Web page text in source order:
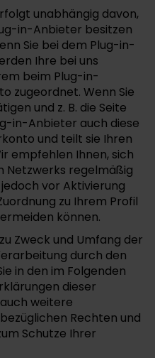
unabhängig davon,
in-Anbieter besitzen
Sie bei dem Plug-in-
Ihre bei uns
beim Plug-in-
zugeordnet. Wenn Sie
und z. B. die Seite
in-Anbieter auch diese
und teilt sie Ihren
empfehlen Ihnen, sich
Netzwerks regelmäßig
vor Aktivierung
zu Ihrem Profil
können.
Zweck und Umfang der
durch den
in den im Folgenden
dieser
weitere
Rechten und
Schutze Ihrer